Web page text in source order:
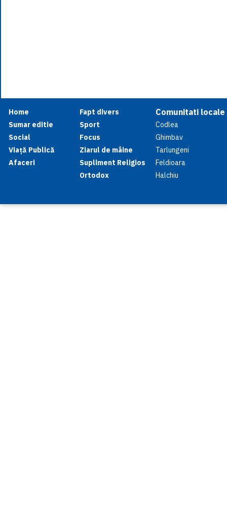
Home
Sumar editie
Social
Viață Publică
Afaceri
Fapt divers
Sport
Focus
Ziarul de mâine
Supliment Religios
Ortodox
Comunitati locale
Codlea
Ghimbav
Tarlungeni
Feldioara
Halchiu